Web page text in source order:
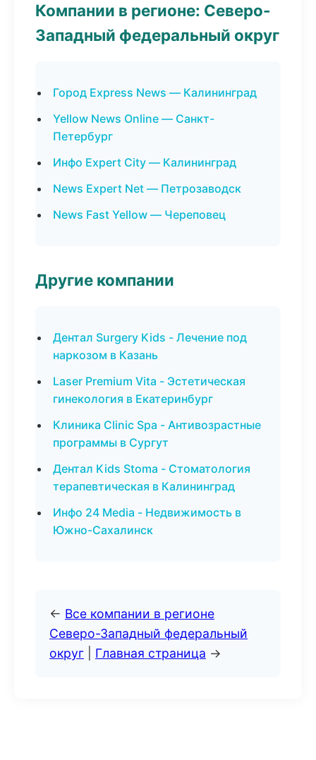
Компании в регионе: Северо-
Западный федеральный округ
Город Express News — Калининград
Yellow News Online — Санкт-
Петербург
Инфо Expert City — Калининград
News Expert Net — Петрозаводск
News Fast Yellow — Череповец
Другие компании
Дентал Surgery Kids - Лечение под
наркозом в Казань
Laser Premium Vita - Эстетическая
гинекология в Екатеринбург
Клиника Clinic Spa - Антивозрастные
программы в Сургут
Дентал Kids Stoma - Стоматология
терапевтическая в Калининград
Инфо 24 Media - Недвижимость в
Южно-Сахалинск
← Все компании в регионе
Северо-Западный федеральный
округ
Главная страница →